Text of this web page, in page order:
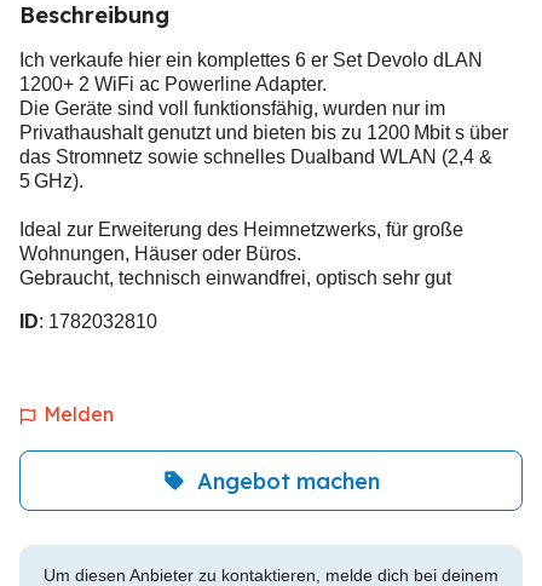
Beschreibung
Ich verkaufe hier ein komplettes 6 er Set Devolo dLAN
1200+ 2 WiFi ac Powerline Adapter.
Die Geräte sind voll funktionsfähig, wurden nur im
Privathaushalt genutzt und bieten bis zu 1200 Mbit s über
das Stromnetz sowie schnelles Dualband WLAN (2,4 &
5 GHz).
Ideal zur Erweiterung des Heimnetzwerks, für große
Wohnungen, Häuser oder Büros.
Gebraucht, technisch einwandfrei, optisch sehr gut
ID: 1782032810
Melden
Angebot machen
Um diesen Anbieter zu kontaktieren, melde dich bei deinem